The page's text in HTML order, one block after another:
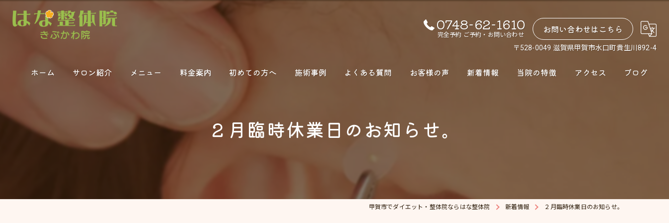
0748-62-1610
完全予約 ご予約・お問い合わせ お問い合わせはこちら
〒528-0049 滋賀県甲賀市水口町貴生川892-4
ホーム サロン紹介 メニュー 料金案内 初めての方へ 施術事例 よくある質問 お客様の声 新着情報 当院の特徴
ダイエット
アクセス ブログ
２月臨時休業日のお知らせ。
甲賀市でダイエット・整体院ならはな整体院 新着情報 ２月臨時休業日のお知らせ。